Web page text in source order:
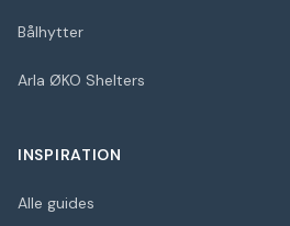
Bålhytter
Arla ØKO Shelters
INSPIRATION
Alle guides